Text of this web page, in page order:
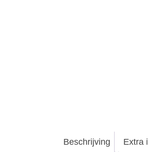
Beschrijving Extra